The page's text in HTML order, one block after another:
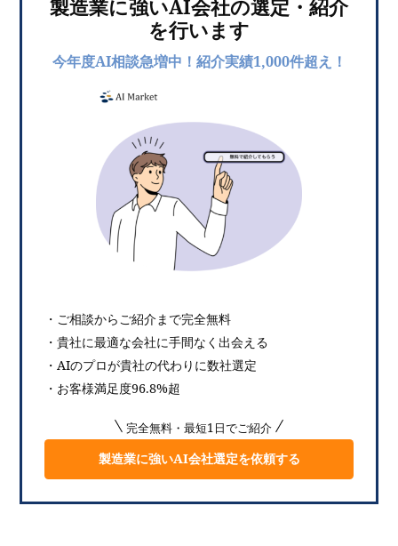
製造業に強いAI会社の選定・紹介
を行います
今年度AI相談急増中！紹介実績1,000件超え！
・ご相談からご紹介まで完全無料
・貴社に最適な会社に手間なく出会える
・AIのプロが貴社の代わりに数社選定
・お客様満足度96.8%超
完全無料・最短1日でご紹介
製造業に強いAI会社選定を依頼する